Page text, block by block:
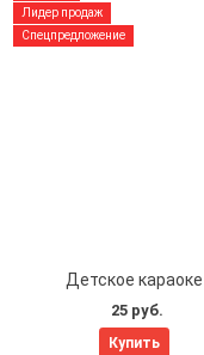
Лидер продаж
Спецпредложение
Детское караоке
25 руб.
Купить